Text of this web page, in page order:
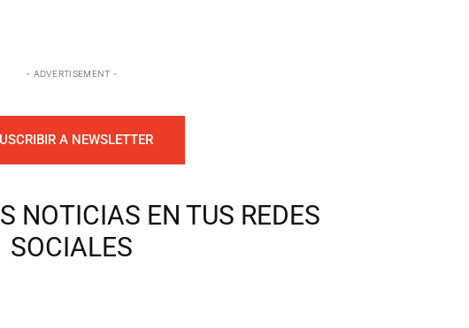
- ADVERTISEMENT -
A NEWSLETTER
NOTICIAS EN TUS REDES
SOCIALES